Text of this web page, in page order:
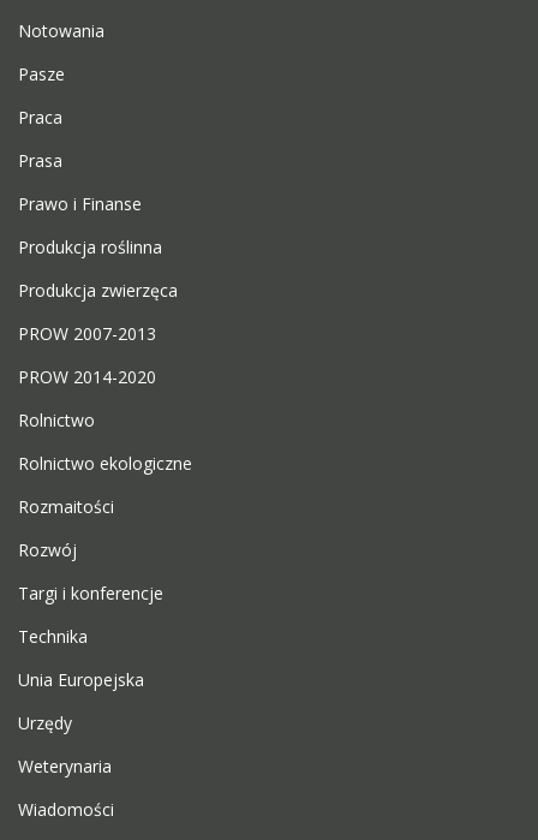
Notowania
Pasze
Praca
Prasa
Prawo i Finanse
Produkcja roślinna
Produkcja zwierzęca
PROW 2007-2013
PROW 2014-2020
Rolnictwo
Rolnictwo ekologiczne
Rozmaitości
Rozwój
Targi i konferencje
Technika
Unia Europejska
Urzędy
Weterynaria
Wiadomości